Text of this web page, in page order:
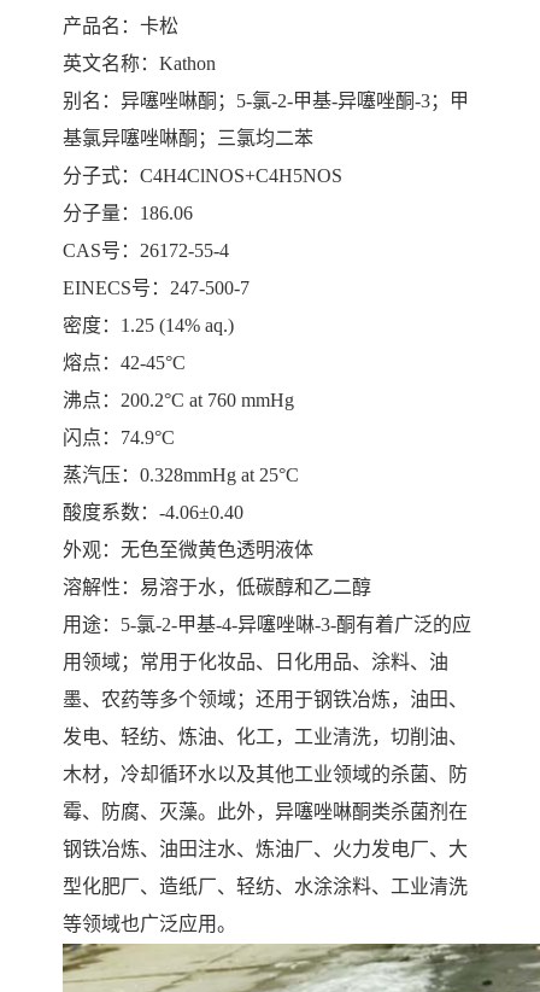
产品名：卡松
英文名称： Kathon
别名：异噻唑啉酮； 5-氯-2-甲基-异噻唑酮-3；甲
基氯异噻唑啉酮；三氯均二苯
分子式： C4H4ClNOS+C4H5NOS
分子量： 186.06
CAS号： 26172-55-4
EINECS号： 247-500-7
密度： 1.25 (14% aq.)
熔点： 42-45°C
沸点： 200.2°C at 760 mmHg
闪点： 74.9°C
蒸汽压： 0.328mmHg at 25°C
酸度系数： -4.06±0.40
外观：无色至微黄色透明液体
溶解性：易溶于水，低碳醇和乙二醇
用途： 5-氯-2-甲基-4-异噻唑啉-3-酮有着广泛的应
用领域；常用于化妆品、日化用品、涂料、油
墨、农药等多个领域；还用于钢铁冶炼，油田、
发电、轻纺、炼油、化工，工业清洗，切削油、
木材，冷却循环水以及其他工业领域的杀菌、防
霉、防腐、灭藻。此外，异噻唑啉酮类杀菌剂在
钢铁冶炼、油田注水、炼油厂、火力发电厂、大
型化肥厂、造纸厂、轻纺、水涂涂料、工业清洗
等领域也广泛应用。